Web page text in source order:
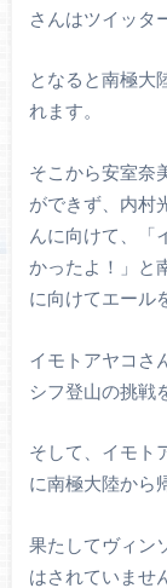
さんはツイッタ
となると南極大
れます。
そこから安室奈
ができず、内村
んに向けて、「
かったよ！」と
に向けてエール
イモトアヤコさ
シフ登山の挑戦
そして、イモト
に南極大陸から
果たしてヴィン
はされていませ